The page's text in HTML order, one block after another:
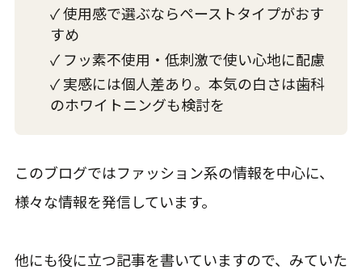
✓ 使用感で選ぶならペーストタイプがおす
すめ
✓ フッ素不使用・低刺激で使い心地に配慮
✓ 実感には個人差あり。本気の白さは歯科
のホワイトニングも検討を
このブログではファッション系の情報を中心に、
様々な情報を発信しています。
他にも役に立つ記事を書いていますので、みていた